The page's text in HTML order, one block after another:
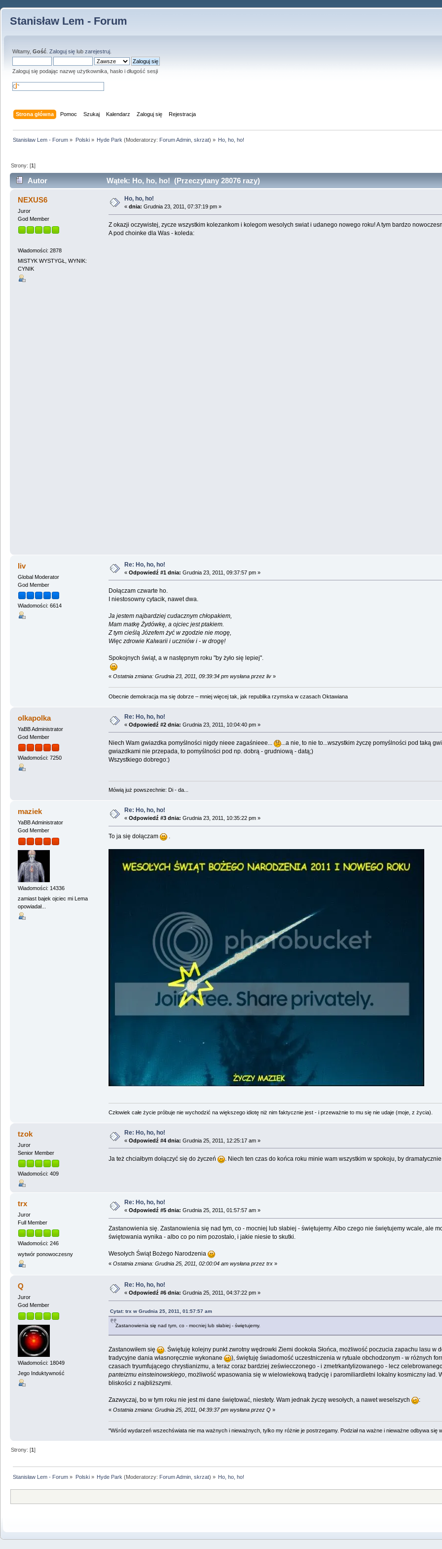
Stanisław Lem - Forum
Witamy, Gość Zaloguj się lub zarejestruj
Zaloguj się podając nazwę użytkownika, hasło i długość sesji
Strona główna Pomoc Szukaj Kalendarz Zaloguj się Rejestracja
Stanisław Lem - Forum » Polski» Hyde Park (Moderatorzy: Forum Admin, skrzat) » Ho, ho, ho!
Strony: [1]
Autor Wątek: Ho, ho, ho! (Przeczytany 28076 razy)
NEXUS6
Juror
God Member
Wiadomości: 2878
MISTYK WYSTYGŁ, WYNIK:
CYNIK
Ho, ho, ho!
« dnia: Grudnia 23, 2011, 07:37:19 pm »
Z okazji oczywistej, zycze wszystkim kolezankom i kolegom wesolych swiat i udanego nowego roku! A tym bardzo
A pod choinke dla Was - koleda:
liv
Global Moderator
God Member
Wiadomości: 6614
Re: Ho, ho, ho!
« Odpowiedź #1 dnia: Grudnia 23, 2011, 09:37:57 pm »
Dołączam czwarte ho.
I niestosowny cytacik, nawet dwa.
Ja jestem najbardziej cudacznym chłopakiem,
Mam matkę Żydówkę, a ojciec jest ptakiem.
Z tym cieślą Józefem żyć w zgodzie nie mogę,
Więc zdrowie Kalwarii i uczniów i - w drogę!
Spokojnych świąt, a w następnym roku "by żyło się lepiej".
« Ostatnia zmiana: Grudnia 23, 2011, 09:39:34 pm wysłana przez liv»
Obecnie demokracja ma się dobrze – mniej więcej tak, jak republika rzymska w czasach Oktawiana
olkapolka
YaBB Administrator
God Member
Wiadomości: 7250
Re: Ho, ho, ho!
« Odpowiedź #2 dnia: Grudnia 23, 2011, 10:04:40 pm »
Niech Wam gwiazdka pomyślności nigdy nieee zagaśnieee...
...a nie, to nie to...wszystkim życzę pomyślności pod taką
gwiazdkami nie przepada, to pomyślności pod np. dobrą - grudniową - datą;)
Wszystkiego dobrego:)
Mówią już powszechnie: Di - da...
maziek
YaBB Administrator
God Member
Wiadomości: 14336
zamiast bajek ojciec mi Lema
opowiadał...
Re: Ho, ho, ho!
« Odpowiedź #3 dnia: Grudnia 23, 2011, 10:35:22 pm »
To ja się dołączam .
Człowiek całe życie próbuje nie wychodzić na większego idiotę niż nim faktycznie jest - i przeważnie to mu się nie udaje (moje, z życia).
tzok
Juror
Senior Member
Wiadomości: 409
Re: Ho, ho, ho!
« Odpowiedź #4 dnia: Grudnia 25, 2011, 12:25:17 am »
Ja też chciałbym dołączyć się do życzeń . Niech ten czas do końca roku minie wam wszystkim w spokoju, by
trx
Juror
Full Member
Wiadomości: 246
wytwór ponowoczesny
Re: Ho, ho, ho!
« Odpowiedź #5 dnia: Grudnia 25, 2011, 01:57:57 am »
Zastanowienia się. Zastanowienia się nad tym, co - mocniej lub słabiej - świętujemy. Albo czego nie świętujemy wcale, ale
świętowania wynika - albo co po nim pozostało, i jakie niesie to skutki.
Wesołych Świąt Bożego Narodzenia
« Ostatnia zmiana: Grudnia 25, 2011, 02:00:04 am wysłana przez trx»
Q
Juror
God Member
Wiadomości: 18049
Jego Induktywność
Re: Ho, ho, ho!
« Odpowiedź #6 dnia: Grudnia 25, 2011, 04:37:22 pm »
Cytat: trx w Grudnia 25, 2011, 01:57:57 am
Zastanowienia się nad tym, co - mocniej lub słabiej - świętujemy.
Zastanowiłem się
. Świętuję kolejny punkt zwrotny wędrowki Ziemi dookoła Słońca, możliwość poczucia zapachu lasu w
tradycyjne dania własnoręcznie wykonane
), świętuję świadomość uczestniczenia w rytuale obchodzonym - w różnych
czasach tryumfującego chrystianizmu, a teraz coraz bardziej zeświecczonego - i zmetrkantylizowanego - lecz
panteizmu einsteinowskiego, możliwość wpasowania się w wielowiekową tradycję i paromiliardletni lokalny kosmiczny ład.
bliskości z najbliższymi.
Zazwyczaj, bo w tym roku nie jest mi dane świętować, niestety. Wam jednak życzę wesołych, a nawet weselszych :
« Ostatnia zmiana: Grudnia 25, 2011, 04:39:37 pm wysłana przez Q»
"Wśród wydarzeń wszechświata nie ma ważnych i nieważnych, tylko my różnie je postrzegamy. Podział na ważne i nieważne odbywa się
Strony: [1]
Stanisław Lem - Forum » Polski» Hyde Park (Moderatorzy: Forum Admin, skrzat) » Ho, ho, ho!